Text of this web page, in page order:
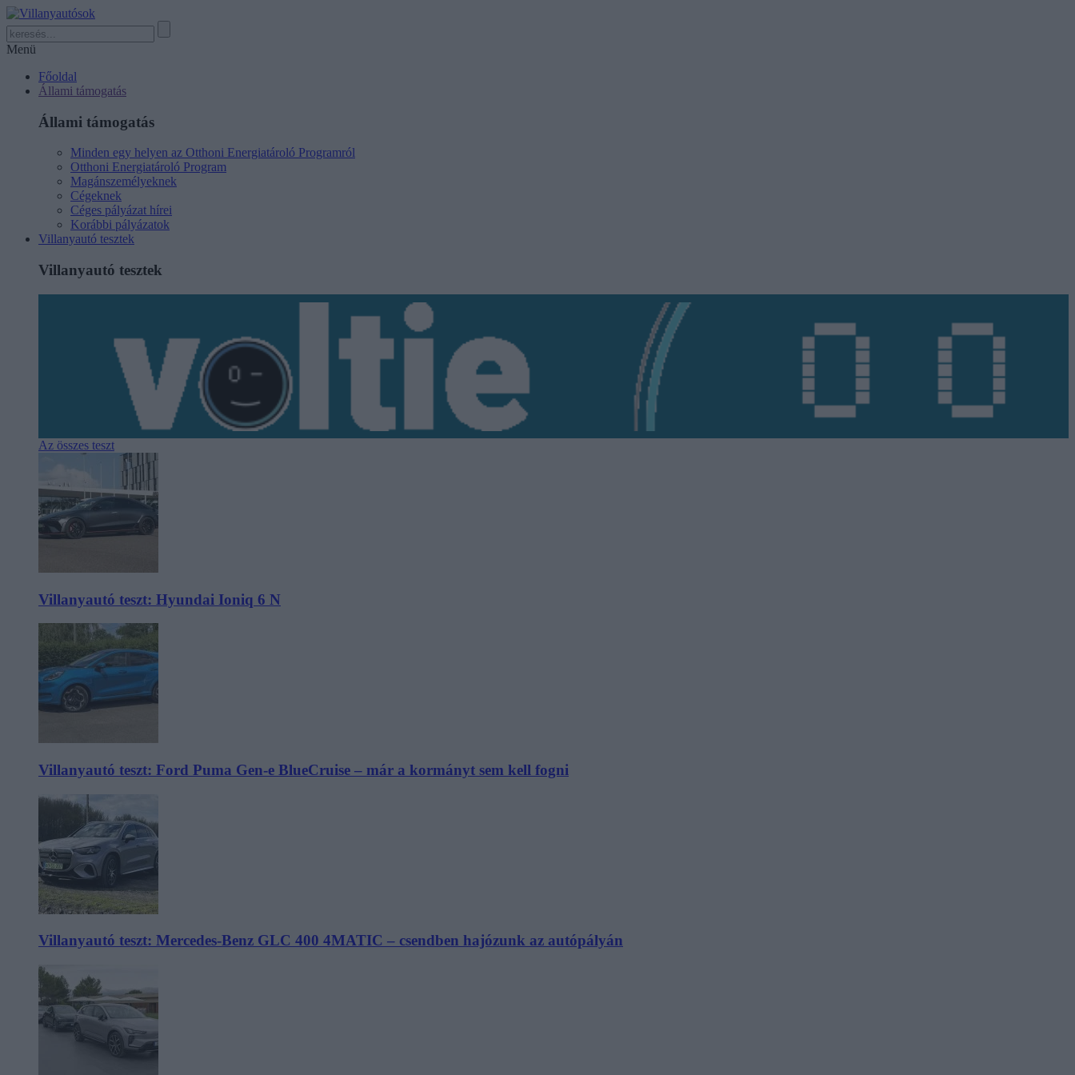
Menü
Főoldal
Állami támogatás
Állami támogatás
Minden egy helyen az Otthoni Energiatároló Programról
Otthoni Energiatároló Program
Magánszemélyeknek
Cégeknek
Céges pályázat hírei
Korábbi pályázatok
Villanyautó tesztek
Villanyautó tesztek
Az összes teszt
Villanyautó teszt: Hyundai Ioniq 6 N
Villanyautó teszt: Ford Puma Gen-e BlueCruise – már a kormányt sem kell fogni
Villanyautó teszt: Mercedes-Benz GLC 400 4MATIC – csendben hajózunk az autópályán